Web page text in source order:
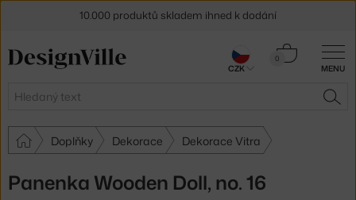
MENU
Hledat
0
Košík
Doplňky Dekorace Dekorace Vitra
Panenka Wooden Doll, no. 16
10.000 produktů skladem ihned k dodání
Sleva 5 % pro odběratele
CZK